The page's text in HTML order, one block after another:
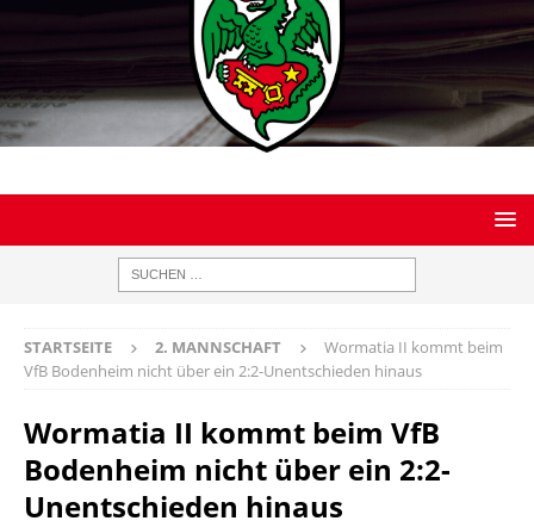
STARTSEITE 2. MANNSCHAFT
Wormatia II kommt beim
VfB Bodenheim nicht über ein 2:2-Unentschieden hinaus
Wormatia II kommt beim VfB
Bodenheim nicht über ein 2:2-
Unentschieden hinaus